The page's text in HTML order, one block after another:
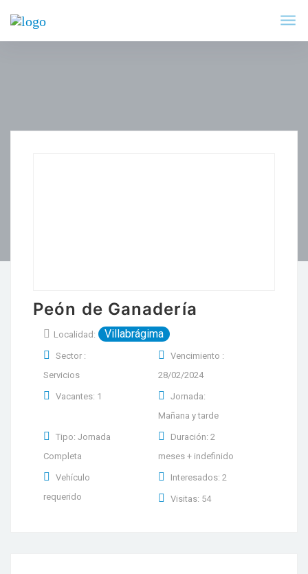
Peón de Ganadería
Localidad: Villabrágima
Sector :
Servicios
Vencimiento :
28/02/2024
Vacantes: 1
Jornada:
Mañana y tarde
Tipo: Jornada
Completa
Duración: 2
meses + indefinido
Vehículo
requerido
Interesados: 2
Visitas: 54